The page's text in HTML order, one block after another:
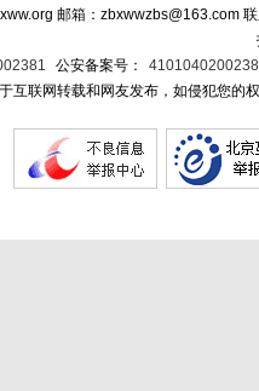
邮箱：zbxwwzbs@163.com
公安备案号：
互联网转载和网友发布，如侵犯您的